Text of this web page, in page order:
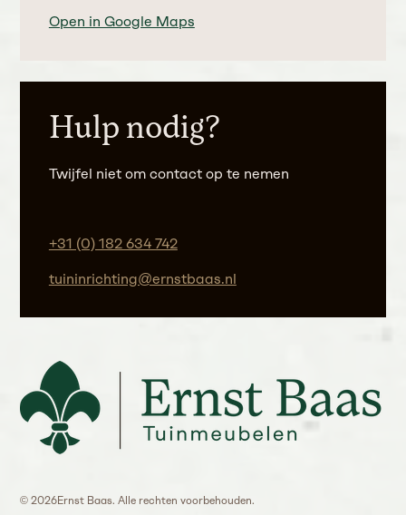
Open in Google Maps
Hulp nodig?
Twijfel niet om contact op te nemen
+31 (0) 182 634 742
tuininrichting@ernstbaas.nl
©2026Ernst Baas. Alle rechten voorbehouden.